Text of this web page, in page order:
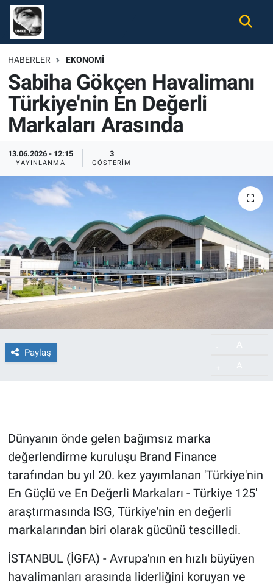
HABERLER EKONOMI
Sabiha Gökçen Havalimanı
Türkiye'nin En Değerli
Markaları Arasında
13.06.2026 - 12:15
YAYINLANMA
3
GÖSTERIM
Paylaş
Dünyanın önde gelen bağımsız marka
değerlendirme kuruluşu Brand Finance
tarafından bu yıl 20. kez yayımlanan 'Türkiye'nin
En Güçlü ve En Değerli Markaları - Türkiye 125'
araştırmasında ISG, Türkiye'nin en değerli
markalarından biri olarak gücünü tescilledi.
İSTANBUL (İGFA) - Avrupa'nın en hızlı büyüyen
havalimanları arasında liderliğini koruyan ve
Gündem
Ekonomi
Spor
Tüm Haberler
İletişim
Künye
Nöbetçi Eczaneler
Hava Durumu
Namaz Vakitleri
Süper Lig Puan Durumu ve Fikstür
Tüm Manşetler
Son Dakika Haberleri
Haber Arşivi